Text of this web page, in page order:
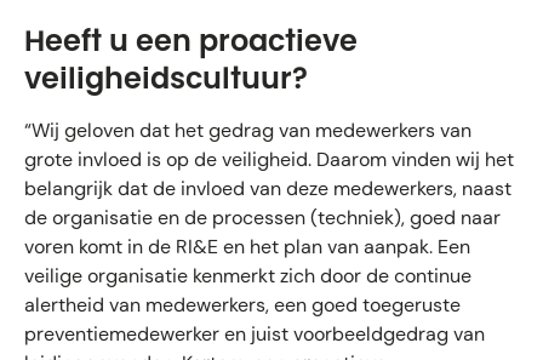
Heeft u een proactieve
veiligheidscultuur?
“Wij geloven dat het gedrag van medewerkers van
grote invloed is op de veiligheid. Daarom vinden wij het
belangrijk dat de invloed van deze medewerkers, naast
de organisatie en de processen (techniek), goed naar
voren komt in de RI&E en het plan van aanpak. Een
veilige organisatie kenmerkt zich door de continue
alertheid van medewerkers, een goed toegeruste
preventiemedewerker en juist voorbeeldgedrag van